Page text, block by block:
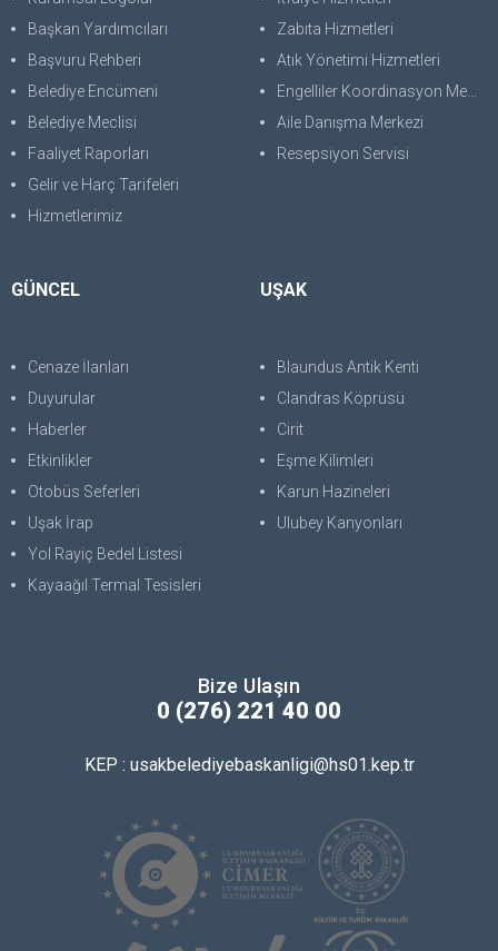
Başkan Yardımcıları
Başvuru Rehberi
Belediye Encümeni
Belediye Meclisi
Faaliyet Raporları
Gelir ve Harç Tarifeleri
Hizmetlerimiz
Zabıta Hizmetleri
Atık Yönetimi Hizmetleri
Engelliler Koordinasyon Merkezi
Aile Danışma Merkezi
Resepsiyon Servisi
GÜNCEL
Cenaze İlanları
Duyurular
Haberler
Etkinlikler
Otobüs Seferleri
Uşak İrap
Yol Rayiç Bedel Listesi
Kayaağıl Termal Tesisleri
UŞAK
Blaundus Antik Kenti
Clandras Köprüsü
Cirit
Eşme Kilimleri
Karun Hazineleri
Ulubey Kanyonları
Bize Ulaşın
0 (276) 221 40 00
KEP : usakbelediyebaskanligi@hs01.kep.tr